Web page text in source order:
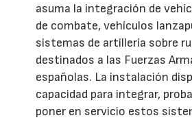
asuma la integración de
de combate, vehículos
sistemas de artillería sobre
destinados a las Fuerzas
españolas. La instalación
capacidad para integrar,
poner en servicio estos